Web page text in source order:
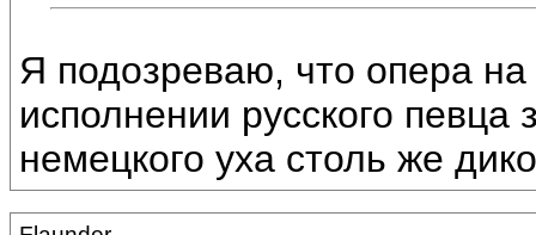
Я подозреваю, что опера
исполнении русского певца
немецкого уха столь же